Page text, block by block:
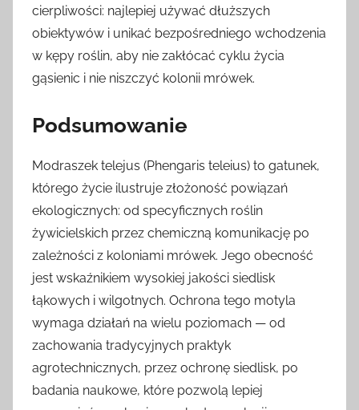
cierpliwości: najlepiej używać dłuższych
obiektywów i unikać bezpośredniego wchodzenia
w kępy roślin, aby nie zakłócać cyklu życia
gąsienic i nie niszczyć kolonii mrówek.
Podsumowanie
Modraszek telejus (Phengaris teleius) to gatunek,
którego życie ilustruje złożoność powiązań
ekologicznych: od specyficznych roślin
żywicielskich przez chemiczną komunikację po
zależności z koloniami mrówek. Jego obecność
jest wskaźnikiem wysokiej jakości siedlisk
łąkowych i wilgotnych. Ochrona tego motyla
wymaga działań na wielu poziomach — od
zachowania tradycyjnych praktyk
agrotechnicznych, przez ochronę siedlisk, po
badania naukowe, które pozwolą lepiej